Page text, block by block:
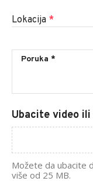
Lokacija *
Ubacite video
Možete da ubacite
više od 25 MB.